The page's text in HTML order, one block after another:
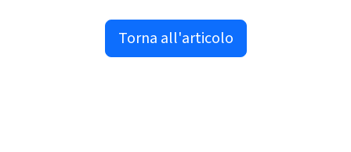
Torna all'articolo